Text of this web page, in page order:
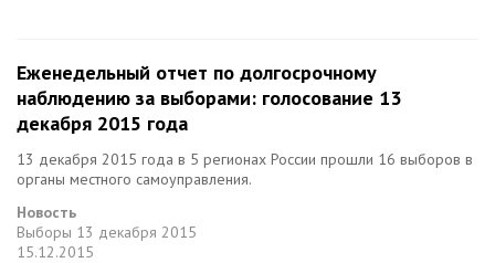
Еженедельный отчет по долгосрочному
наблюдению за выборами: голосование 13
декабря 2015 года
13 декабря 2015 года в 5 регионах России прошли 16 выборов в
органы местного самоуправления.
Новость
Выборы 13 декабря 2015
15.12.2015